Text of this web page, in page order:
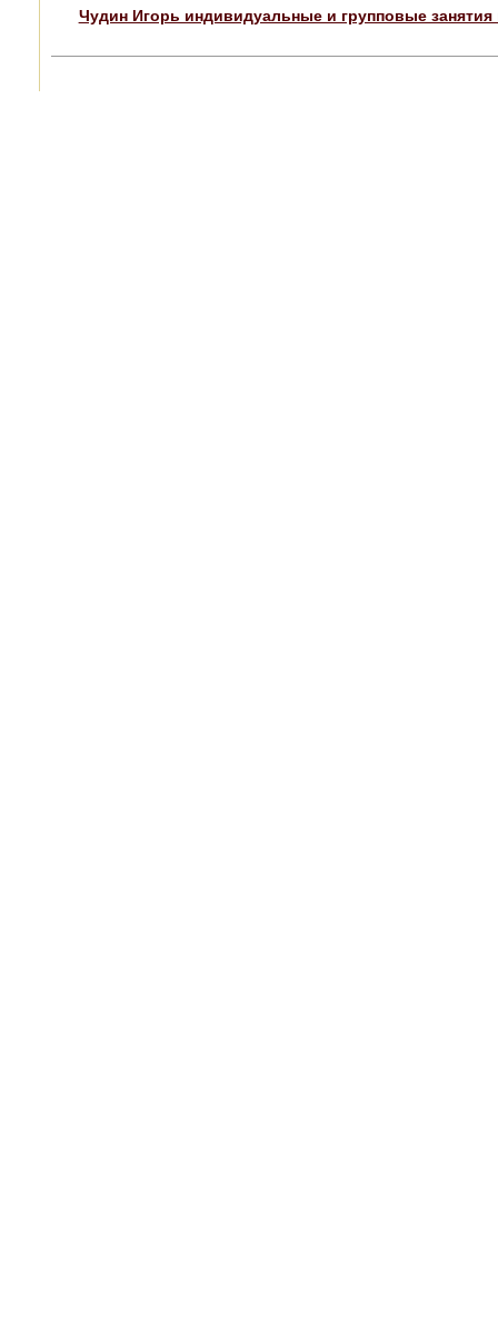
Чудин Игорь индивидуальные и групповые